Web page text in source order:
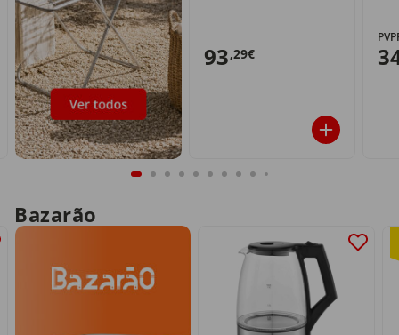
93,29€
Bazarão